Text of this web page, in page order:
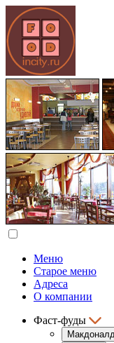
Меню
Старое меню
Адреса
О компании
Фаст-фуды